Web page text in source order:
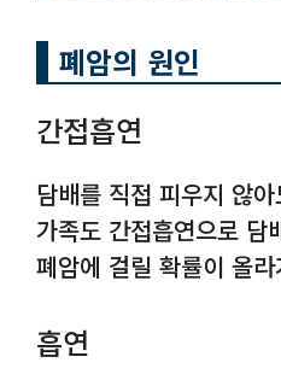
폐암의 원인
간접흡연
담배를 직접 피우지 않
가족도 간접흡연으로 담
폐암에 걸릴 확률이 올
흡연